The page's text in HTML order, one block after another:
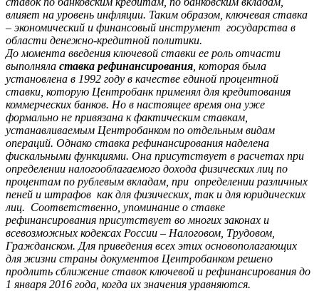
влияет на уровень инфляции. Таким образом, ключевая ставка
– экономический и финансовый инструмент государства в
области денежно-кредитной политики.
До момента введения ключевой ставки ее роль отчасти
выполняла ставка рефинансирования , которая была
установлена в 1992 году в качестве единой процентной
ставки, которую Центробанк применял для кредитования
коммерческих банков. Но в настоящее время она уже
формально не привязана к фактическим ставкам,
устанавливаемым Центробанком по отдельным видам
операций. Однако ставка рефинансирования наделена
фискальными функциями. Она присутствует в расчетах при
определении налогооблагаемого дохода физических лиц по
процентам по рублевым вкладам, при определении различных
пеней и штрафов как для физических, так и для юридических
лиц. Соответственно, упоминание о ставке
рефинансирования присутствует во многих законах и
всевозможных кодексах России – Налоговом, Трудовом,
Гражданском. Для приведения всех этих основополагающих
для жизни страны документов Центробанком решено
продлить сближение ставок ключевой и рефинансирования до
1 января 2016 года, когда их значения уравняются.